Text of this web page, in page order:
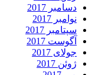
دسامبر 2017
نوامبر 2017
سپتامبر 2017
آگوست 2017
جولای 2017
ژوئن 2017